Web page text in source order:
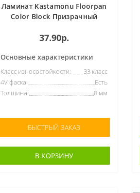
Ламинат Kastamonu Floorpan
Color Block Призрачный
37.90р.
Основные характеристики
Класс износостойкости:
33 класс
4V фаска:
Есть
Толщина:
8 мм
БЫСТРЫЙ ЗАКАЗ
В КОРЗИНУ